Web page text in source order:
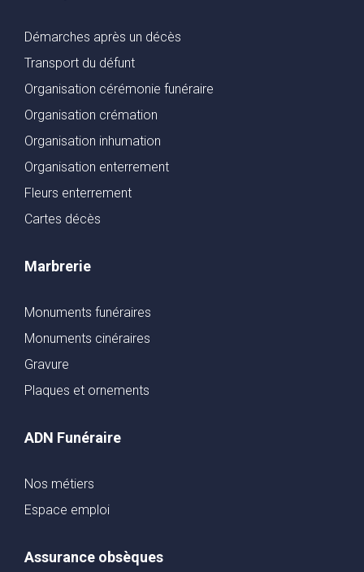
Démarches après un décès
Transport du défunt
Organisation cérémonie funéraire
Organisation crémation
Organisation inhumation
Organisation enterrement
Fleurs enterrement
Cartes décès
Marbrerie
Monuments funéraires
Monuments cinéraires
Gravure
Plaques et ornements
ADN Funéraire
Nos métiers
Espace emploi
Assurance obsèques